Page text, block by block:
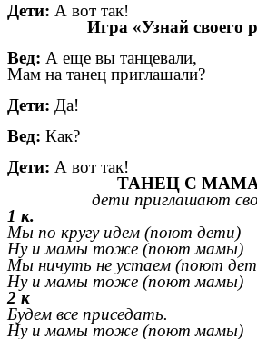
Дети: А вот так!
Игра «Узнай своего
Вед: А еще вы танцевали,
Мам на танец приглашали?
Дети: Да!
Вед: Как?
Дети: А вот так!
ТАНЕЦ С
дети приглашают
1 к.
Мы по кругу идем (поют дети)
Ну и мамы тоже (поют мамы)
Мы ничуть не устаем (поют
Ну и мамы тоже (поют мамы)
2 к
Будем все приседать.
Ну и мамы тоже (поют мамы)